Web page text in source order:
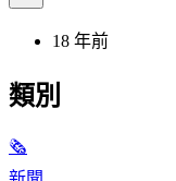
18 年前
類別
🗞